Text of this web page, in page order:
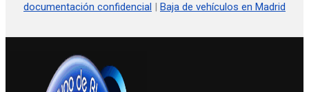
documentación confidencial
Baja de vehículos en Madrid